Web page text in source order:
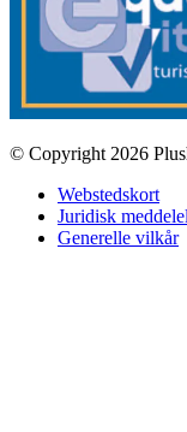
© Copyright 2026
Webstedskort
Juridisk
Generelle vilkår